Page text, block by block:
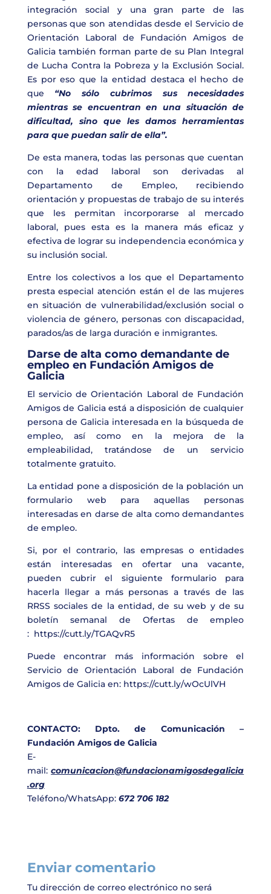
integración social y una gran parte de las
personas que son atendidas desde el Servicio de
Orientación Laboral de Fundación Amigos de
Galicia también forman parte de su Plan Integral
de Lucha Contra la Pobreza y la Exclusión Social.
Es por eso que la entidad destaca el hecho de
que “No sólo cubrimos sus necesidades
mientras se encuentran en una situación de
dificultad, sino que les damos herramientas
para que puedan salir de ella”.
De esta manera, todas las personas que cuentan
con la edad laboral son derivadas al
Departamento de Empleo, recibiendo
orientación y propuestas de trabajo de su interés
que les permitan incorporarse al mercado
laboral, pues esta es la manera más eficaz y
efectiva de lograr su independencia económica y
su inclusión social.
Entre los colectivos a los que el Departamento
presta especial atención están el de las mujeres
en situación de vulnerabilidad/exclusión social o
violencia de género, personas con discapacidad,
parados/as de larga duración e inmigrantes.
Darse de alta como demandante de
empleo en Fundación Amigos de
Galicia
El servicio de Orientación Laboral de Fundación
Amigos de Galicia está a disposición de cualquier
persona de Galicia interesada en la búsqueda de
empleo, así como en la mejora de la
empleabilidad, tratándose de un servicio
totalmente gratuito.
La entidad pone a disposición de la población un
formulario web para aquellas personas
interesadas en darse de alta como demandantes
de empleo.
Si, por el contrario, las empresas o entidades
están interesadas en ofertar una vacante,
pueden cubrir el siguiente formulario para
hacerla llegar a más personas a través de las
RRSS sociales de la entidad, de su web y de su
boletín semanal de Ofertas de empleo
: https://cutt.ly/TGAQvR5
Puede encontrar más información sobre el
Servicio de Orientación Laboral de Fundación
Amigos de Galicia en: https://cutt.ly/wOcUlVH
CONTACTO: Dpto. de Comunicación –
Fundación Amigos de Galicia
E-
mail:comunicacion@fundacionamigosdegalicia
.org
Teléfono/WhatsApp: 672 706 182
Enviar comentario
Tu dirección de correo electrónico no será